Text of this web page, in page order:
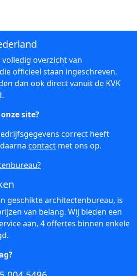
overzicht van
officieel staan ingeschreven.
dan ook direct vanuit de KVK
site?
correct heeft
contact met ons op.
geschikte architectenbureau, is
van belang. Wij bieden een
aan, 4 offertes binnen enkele